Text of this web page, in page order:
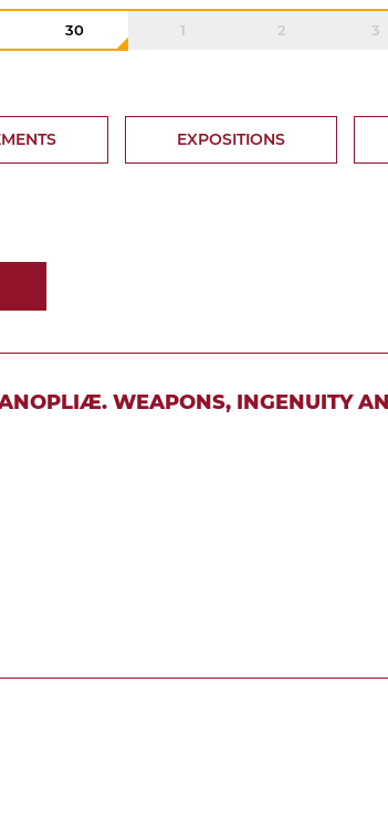
30 1 2 3
EXPOSITIONS
WEAPONS, INGENUITY